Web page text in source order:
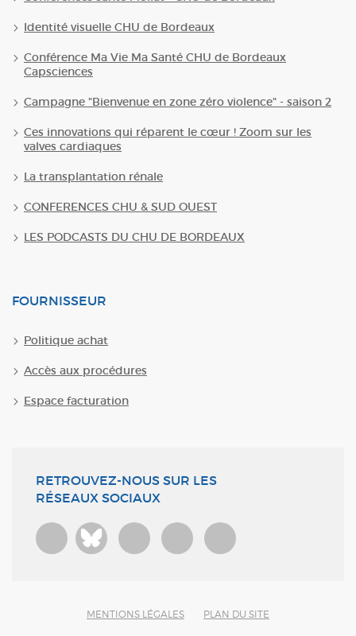
Identité visuelle CHU de Bordeaux
Conférence Ma Vie Ma Santé CHU de Bordeaux
Capsciences
Campagne "Bienvenue en zone zéro violence" - saison 2
Ces innovations qui réparent le cœur ! Zoom sur les
valves cardiaques
La transplantation rénale
CONFERENCES CHU & SUD OUEST
LES PODCASTS DU CHU DE BORDEAUX
FOURNISSEUR
Politique achat
Accès aux procédures
Espace facturation
RETROUVEZ-NOUS SUR LES
RÉSEAUX SOCIAUX
Bluesky
MENTIONS LÉGALES PLAN DU SITE